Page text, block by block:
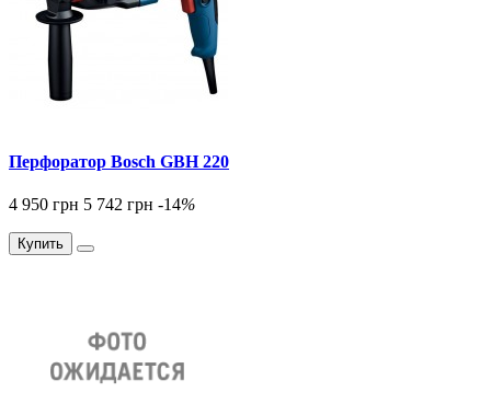
Перфоратор Bosch GBH 220
4 950 грн 5 742 грн -14%
Купить